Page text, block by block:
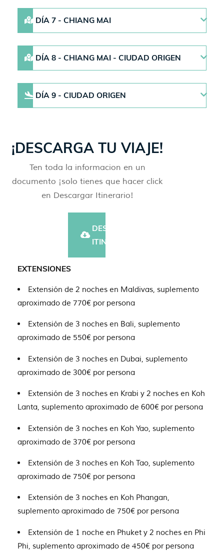
DÍA 7 - CHIANG MAI
DÍA 8 - CHIANG MAI - CIUDAD ORIGEN
DÍA 9 - CIUDAD ORIGEN
¡DESCARGA TU VIAJE!
Ten toda la informacion en un
documento ¡solo tienes que hacer click
en Descargar Itinerario!
DESCARGAR
ITINERARIO
EXTENSIONES
Extensión de 2 noches en Maldivas, suplemento
aproximado de 770€ por persona
Extensión de 3 noches en Bali, suplemento
aproximado de 550€ por persona
Extensión de 3 noches en Dubai, suplemento
aproximado de 300€ por persona
Extensión de 3 noches en Krabi y 2 noches en Koh
Lanta, suplemento aproximado de 600€ por persona
Extensión de 3 noches en Koh Yao, suplemento
aproximado de 370€ por persona
Extensión de 3 noches en Koh Tao, suplemento
aproximado de 750€ por persona
Extensión de 3 noches en Koh Phangan,
suplemento aproximado de 750€ por persona
Extensión de 1 noche en Phuket y 2 noches en Phi
Phi, suplemento aproximado de 450€ por persona